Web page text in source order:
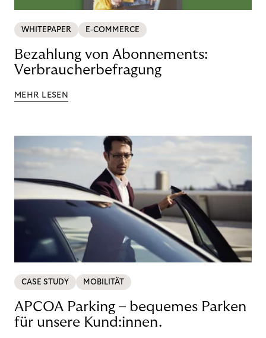
WHITEPAPER E-COMMERCE
Bezahlung von Abonnements:
Verbraucherbefragung
MEHR LESEN
CASE STUDY MOBILITÄT
APCOA Parking – bequemes Parken
für unsere Kund:innen.